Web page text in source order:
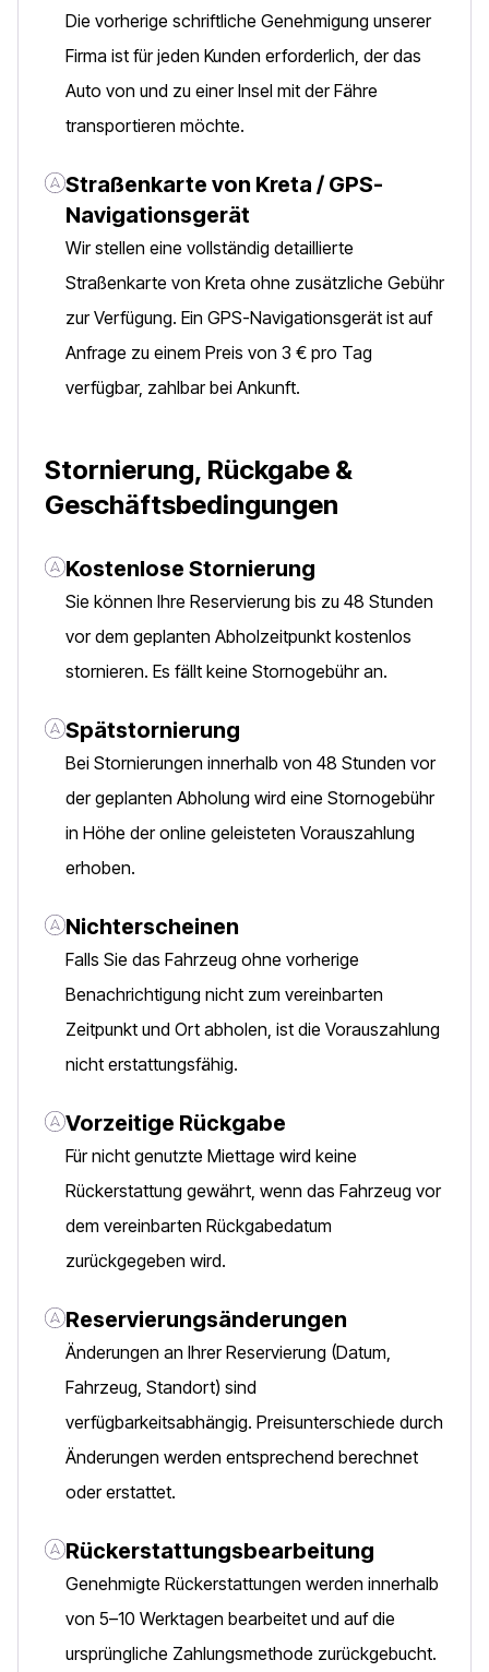
Die vorherige schriftliche Genehmigung unserer
Firma ist für jeden Kunden erforderlich, der das
Auto von und zu einer Insel mit der Fähre
transportieren möchte.
Straßenkarte von Kreta / GPS-
Navigationsgerät
Wir stellen eine vollständig detaillierte
Straßenkarte von Kreta ohne zusätzliche Gebühr
zur Verfügung. Ein GPS-Navigationsgerät ist auf
Anfrage zu einem Preis von 3 € pro Tag
verfügbar, zahlbar bei Ankunft.
Stornierung, Rückgabe &
Geschäftsbedingungen
Kostenlose Stornierung
Sie können Ihre Reservierung bis zu 48 Stunden
vor dem geplanten Abholzeitpunkt kostenlos
stornieren. Es fällt keine Stornogebühr an.
Spätstornierung
Bei Stornierungen innerhalb von 48 Stunden vor
der geplanten Abholung wird eine Stornogebühr
in Höhe der online geleisteten Vorauszahlung
erhoben.
Nichterscheinen
Falls Sie das Fahrzeug ohne vorherige
Benachrichtigung nicht zum vereinbarten
Zeitpunkt und Ort abholen, ist die Vorauszahlung
nicht erstattungsfähig.
Vorzeitige Rückgabe
Für nicht genutzte Miettage wird keine
Rückerstattung gewährt, wenn das Fahrzeug vor
dem vereinbarten Rückgabedatum
zurückgegeben wird.
Reservierungsänderungen
Änderungen an Ihrer Reservierung (Datum,
Fahrzeug, Standort) sind
verfügbarkeitsabhängig. Preisunterschiede durch
Änderungen werden entsprechend berechnet
oder erstattet.
Rückerstattungsbearbeitung
Genehmigte Rückerstattungen werden innerhalb
von 5–10 Werktagen bearbeitet und auf die
ursprüngliche Zahlungsmethode zurückgebucht.